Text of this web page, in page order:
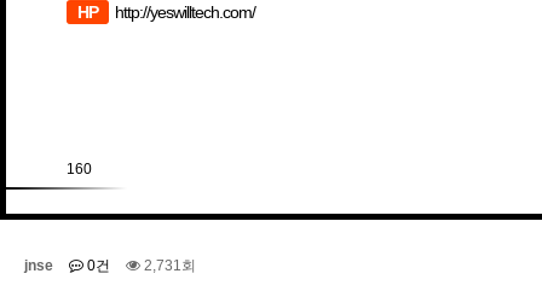
HP
http://yeswilltech.com/
160
jnse 0건 2,731회